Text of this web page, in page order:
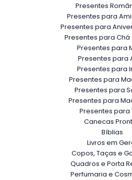
Presentes
Presentes para
Presentes para
Presentes para Chá
Presentes para
Presentes para
Presentes para
Presentes para
Presentes para
Presentes para
Presentes para
Canecas
Bíblias
Livros em
Copos, Taças e
Quadros e Porta
Perfumaria e